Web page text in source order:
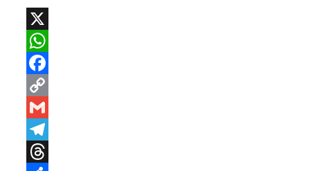
X
WhatsApp
Facebook
Copy
Link
Gmail
Telegram